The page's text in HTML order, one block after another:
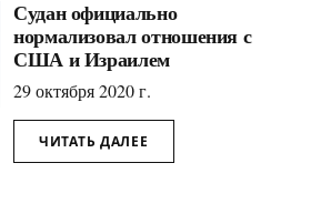
Судан официально
нормализовал отношения с
США и Израилем
29 октября 2020 г.
ЧИТАТЬ ДАЛЕЕ